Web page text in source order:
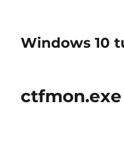
Windows 10
ctfmon.exe